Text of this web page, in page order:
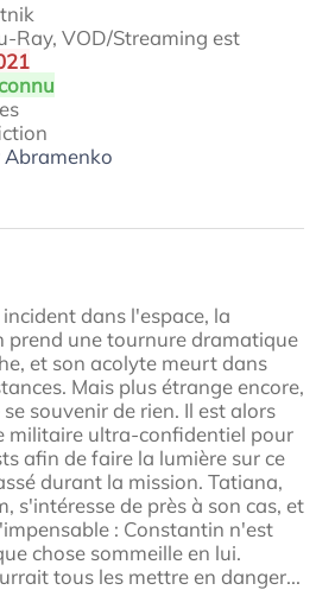
Ray, VOD/Streaming est
Abramenko
dans l'espace, la
prend une tournure dramatique
et son acolyte meurt dans
Mais plus étrange encore,
souvenir de rien. Il est alors
militaire ultra-confidentiel pour
afin de faire la lumière sur ce
durant la mission. Tatiana,
s'intéresse de près à son cas, et
: Constantin n'est
chose sommeille en lui.
tous les mettre en danger...